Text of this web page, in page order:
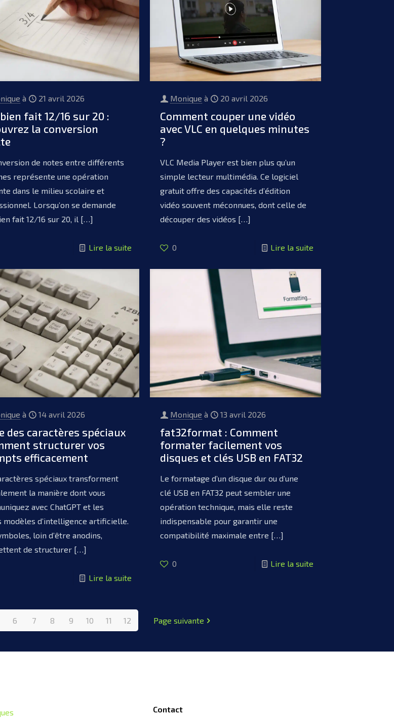
à 21 avril 2026
fait 12/16 sur 20 :
la conversion
de notes entre différents
représente une opération
dans le milieu scolaire et
Lorsqu’on se demande
fait 12/16 sur 20, il […]
Lire la suite
Monique à 20 avril 2026
Comment couper une vidéo
avec VLC en quelques minutes
?
VLC Media Player est bien plus qu’un
simple lecteur multimédia. Ce logiciel
gratuit offre des capacités d’édition
vidéo souvent méconnues, dont celle de
découper des vidéos […]
0 Lire la suite
à 14 avril 2026
des caractères spéciaux
structurer vos
efficacement
spéciaux transforment
la manière dont vous
avec ChatGPT et les
modèles d’intelligence artificielle.
loin d’être anodins,
de structurer […]
Lire la suite
Monique à 13 avril 2026
fat32format : Comment
formater facilement vos
disques et clés USB en FAT32
Le formatage d’un disque dur ou d’une
clé USB en FAT32 peut sembler une
opération technique, mais elle reste
indispensable pour garantir une
compatibilité maximale entre […]
0 Lire la suite
6 7 8 9 10 11 12 Page suivante
Contact